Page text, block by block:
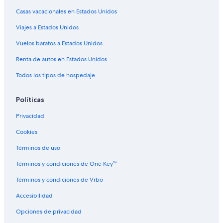
Hoteles con sauna en Magdalena
Hoteles con traslado del/al aeropuerto en Magdalena
Hoteles para bodas en Magdalena
Hoteles en Magdalena
Apart-Hoteles en Magdalena
Casas de campo en Magdalena
Casas de huéspedes en Magdalena
Hostales en Magdalena
Villas en Magdalena
Hoteles en Comuna 4
Hoteles cerca de Parque Camellón Rodrigo de Bastidas
Hoteles cerca de Playa de Santa Marta
Hoteles cerca de Centro Cultural San Juan Nepomuceno
Casas vacacionales en Estados Unidos
Viajes a Estados Unidos
Vuelos baratos a Estados Unidos
Renta de autos en Estados Unidos
Todos los tipos de hospedaje
Políticas
Privacidad
Cookies
Términos de uso
Términos y condiciones de One Key™
Términos y condiciones de Vrbo
Accesibilidad
Opciones de privacidad